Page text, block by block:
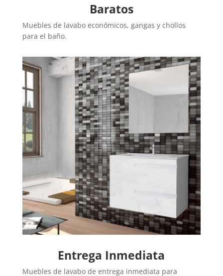
Baratos
Muebles de lavabo económicos, gangas y chollos
para el baño.
Entrega Inmediata
Muebles de lavabo de entrega inmediata para